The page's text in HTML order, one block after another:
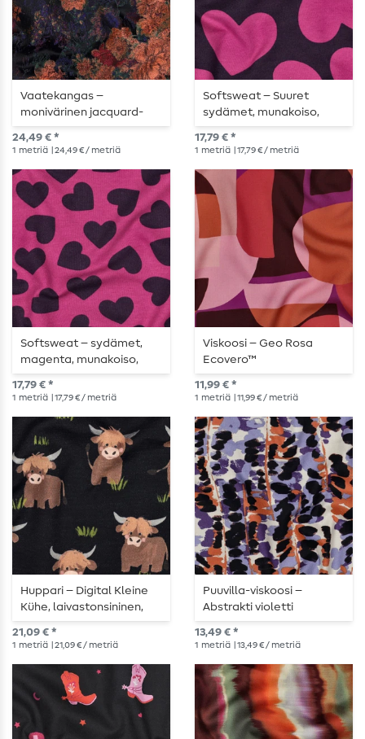
Vaatekangas –
monivärinen jacquard-
kuvio, kukkakuvio
24,49 € *
1 metriä | 24,49 € / metriä
Softsweat – Suuret
sydämet, munakoiso,
magenta, karhennettu
17,79 € *
1 metriä | 17,79 € / metriä
Softsweat – sydämet,
magenta, munakoiso,
karhennettu
17,79 € *
1 metriä | 17,79 € / metriä
Viskoosi – Geo Rosa
Ecovero™
11,99 € *
1 metriä | 11,99 € / metriä
Huppari – Digital Kleine
Kühe, laivastonsininen,
karhennettu
21,09 € *
1 metriä | 21,09 € / metriä
Puuvilla-viskoosi –
Abstrakti violetti
13,49 € *
1 metriä | 13,49 € / metriä